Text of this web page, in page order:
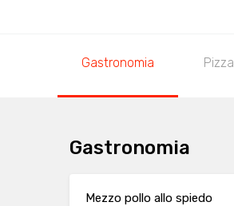
Gastronomia Pizza
Gastronomia
Mezzo pollo allo spiedo